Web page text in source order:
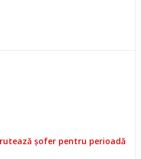
șofer pentru perioadă